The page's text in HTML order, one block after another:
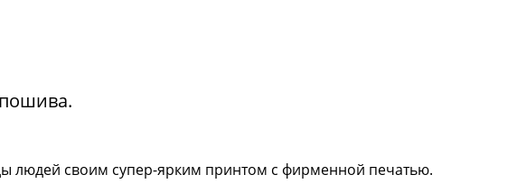
людей своим супер-ярким принтом с фирменной печатью.